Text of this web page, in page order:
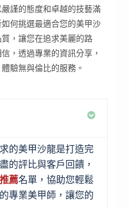
謹的態度和卓越的技藝滿
何挑選最適合您的美甲沙
，讓您在追求美麗的路
，透過專業的資訊分享，
驗無與倫比的服務。
的美甲沙龍是打造完
的評比與客戶回饋，
薦名單，協助您輕鬆
專業美甲師，讓您的